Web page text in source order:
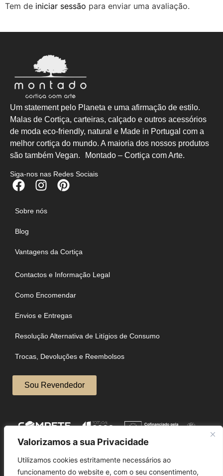
Valorizamos a sua Privacidade
Utilizamos cookies estritamente necessários ao
funcionamento do website e, com o seu consentimento,
Tem de iniciar sessão para enviar uma avaliação.
Um statement pelo Planeta e uma afirmação de estilo.
Malas de Cortiça, carteiras, calçado e outros acessórios
de moda eco-friendly, natural e Made in Portugal com a
melhor cortiça do mundo. A maioria dos nossos produtos
são também Vegan. Montado – Cortiça com Arte.
Siga-nos nas Redes Sociais
Sobre nós
Blog
Vantagens da Cortiça
Contactos e Informação Legal
Como Encomendar
Envios e Entregas
Resolução Alternativa de Litígios de Consumo
Trocas, Devoluções e Reembolsos
Sou Revendedor